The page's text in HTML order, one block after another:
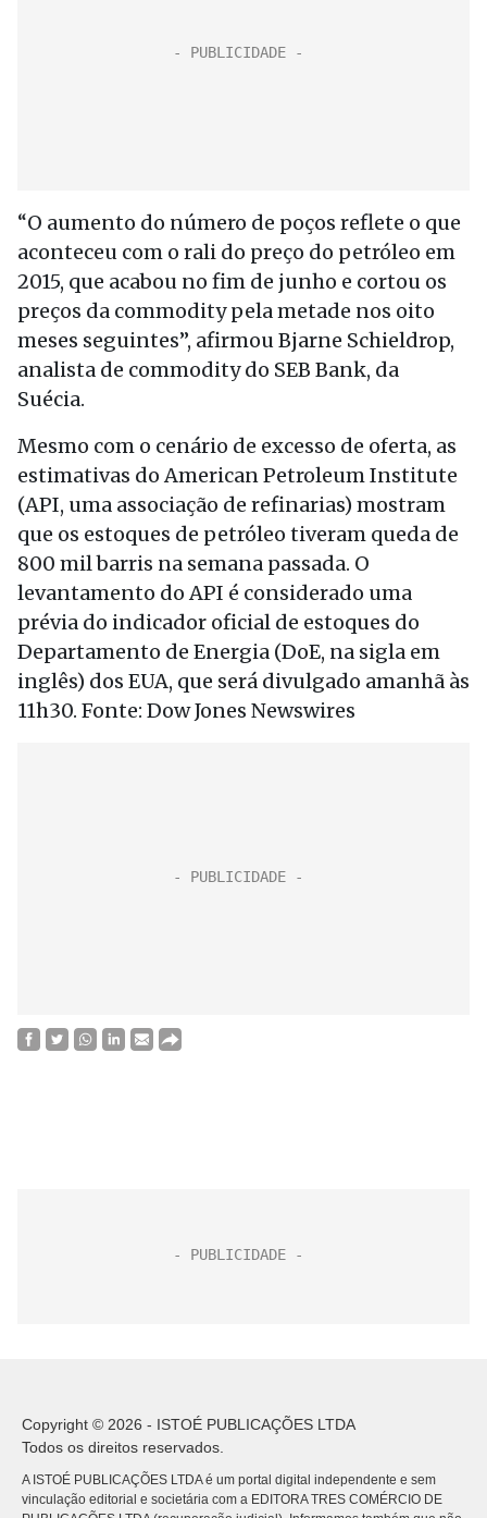
“O aumento do número de poços reflete o que
aconteceu com o rali do preço do petróleo em
2015, que acabou no fim de junho e cortou os
preços da commodity pela metade nos oito
meses seguintes”, afirmou Bjarne Schieldrop,
analista de commodity do SEB Bank, da
Suécia.
Mesmo com o cenário de excesso de oferta, as
estimativas do American Petroleum Institute
(API, uma associação de refinarias) mostram
que os estoques de petróleo tiveram queda de
800 mil barris na semana passada. O
levantamento do API é considerado uma
prévia do indicador oficial de estoques do
Departamento de Energia (DoE, na sigla em
inglês) dos EUA, que será divulgado amanhã às
11h30. Fonte: Dow Jones Newswires
Copyright © 2026 - ISTOÉ PUBLICAÇÕES LTDA
Todos os direitos reservados.
A ISTOÉ PUBLICAÇÕES LTDA é um portal digital independente e sem
vinculação editorial e societária com a EDITORA TRES COMÉRCIO DE